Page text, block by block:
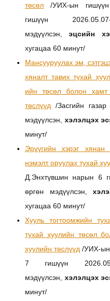
төсөл/УИХ-ын
гишүүн
мэдүүлсэн,эцсийн
хугацаа 60 минут/
Мансууруулах эм,
хяналт тавих тухай
ийн төсөл болон хамт
төслүүд /Засгийн
мэдүүлсэн, хэлэлцэх
минут/
Эрүүгийн хэрэг хянан
нэмэлт оруулах тухай
Д.Энхтүвшин нарын 6
өргөн мэдүүлсэн,
хугацаа 60 минут/
Хууль тогтоомжийн
тухай хуулийн төсөл
хуулийн төслүүд /УИХ-ын
7 гишүүн
мэдүүлсэн, хэлэлцэх
минут/